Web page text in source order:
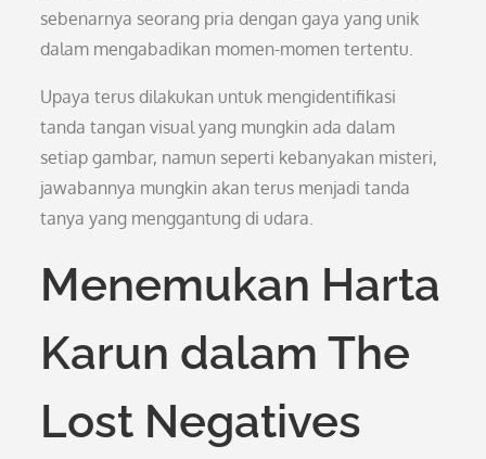
sebenarnya seorang pria dengan gaya yang unik
dalam mengabadikan momen-momen tertentu.
Upaya terus dilakukan untuk mengidentifikasi
tanda tangan visual yang mungkin ada dalam
setiap gambar, namun seperti kebanyakan misteri,
jawabannya mungkin akan terus menjadi tanda
tanya yang menggantung di udara.
Menemukan Harta
Karun dalam The
Lost Negatives